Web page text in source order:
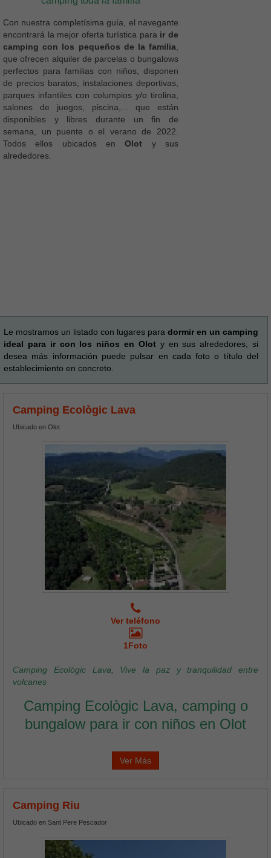
Con nuestra completísima guía, el navegante
encontrará la mejor oferta turística para ir de
camping con los pequeños de la familia
que ofrecen alquiler de parcelas o bungalows
perfectos para familias con niños, disponen
de precios baratos, instalaciones deportivas,
parques infantiles con columpios y/o tirolina,
salones de juegos, piscina,... que están
disponibles y libres durante un fin de
semana, un puente o el verano de 2022.
Todos ellos ubicados enOlot y sus
alrededores.
Le mostramos un listado con lugares para dormir en un camping
ideal para ir con los niños en Oloty en sus alrededores, si
desea más información puede pulsar en cada foto o título del
establecimiento en concreto.
Camping Ecològic Lava
Ubicado en Olot
Ver teléfono
1Foto
Camping Ecològic Lava, Vive la paz y tranquilidad entre
volcanes
Camping Ecològic Lava, camping o
bungalow para ir con niños en Olot
Ver Más
Camping Riu
Ubicado en Sant Pere Pescador